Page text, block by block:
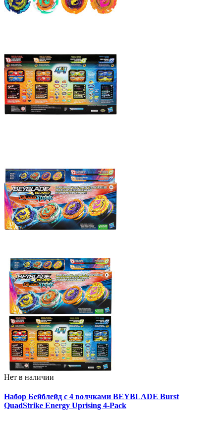
Нет в наличии
Набор Бейблейд с 4 волчками BEYBLADE Burst
QuadStrike Energy Uprising 4-Pack